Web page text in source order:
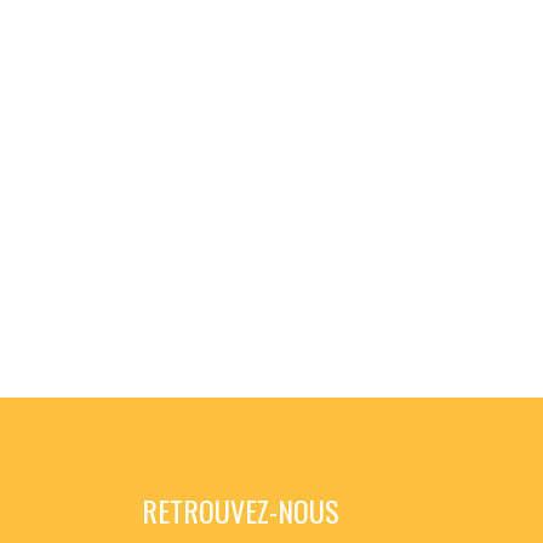
RETROUVEZ-NOUS